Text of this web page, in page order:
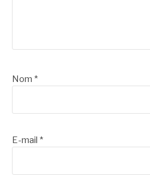
Nom *
E-mail *